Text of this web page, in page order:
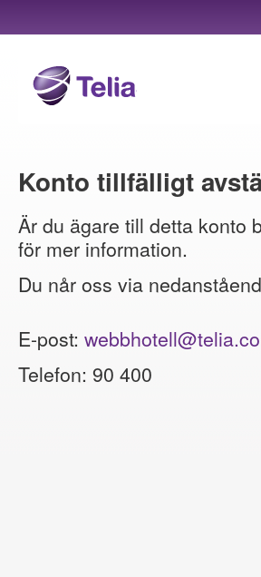
Konto tillfälligt
Är du ägare till detta konto
för mer information.
Du når oss via
E-post:
Telefon: 90 400